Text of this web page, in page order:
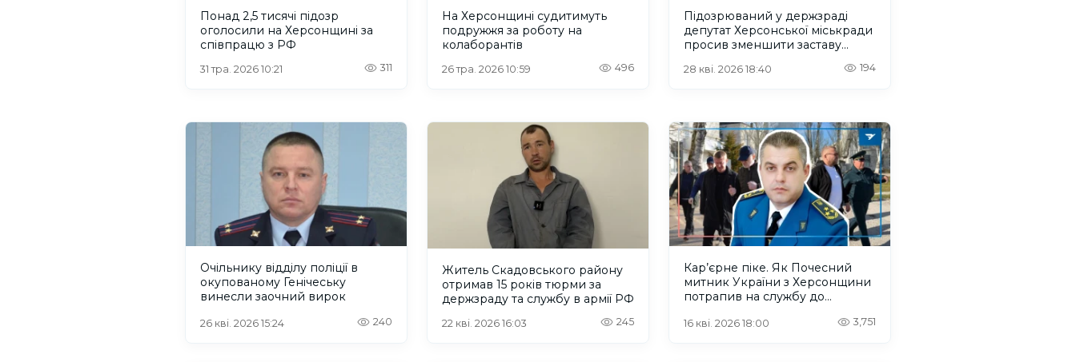
Понад 2,5 тисячі підозр
оголосили на Херсонщині за
співпрацю з РФ
31 тра. 2026 10:21 311
На Херсонщині судитимуть
подружжя за роботу на
колаборантів
26 тра. 2026 10:59 496
Підозрюваний у держзраді
депутат Херсонської міськради
просив зменшити заставу
28 кві. 2026 18:40 194
Очільнику відділу поліції в
окупованому Генічеську
винесли заочний вирок
26 кві. 2026 15:24 240
Житель Скадовського району
отримав 15 років тюрми за
держзраду та службу в армії РФ
22 кві. 2026 16:03 245
Кар’єрне піке. Як Почесний
митник України з Херсонщини
потрапив на службу до
16 кві. 2026 18:00 3,751